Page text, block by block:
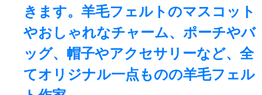
きます。羊毛フェルトのマスコット
やおしゃれなチャーム、ポーチやバ
ッグ、帽子やアクセサリーなど、全
てオリジナル一点ものの羊毛フェル